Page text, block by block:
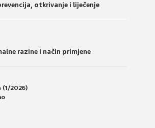
otkrivanje i liječenje
razine i način primjene
(1/2026)